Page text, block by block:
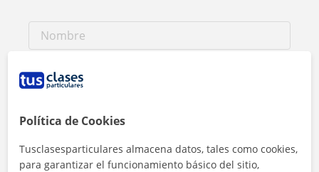
Política de Cookies
Tusclasesparticulares almacena datos, tales como cookies,
para garantizar el funcionamiento básico del sitio,